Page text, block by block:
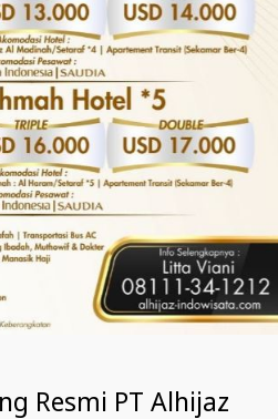
Resmi PT Alhijaz